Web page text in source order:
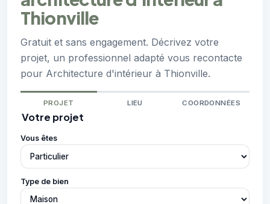
Thionville
Gratuit et sans engagement. Décrivez votre
projet, un professionnel adapté vous recontacte
pour Architecture d'intérieur à Thionville.
PROJET LIEU COORDONNÉES
Votre projet
Vous êtes
Type de bien